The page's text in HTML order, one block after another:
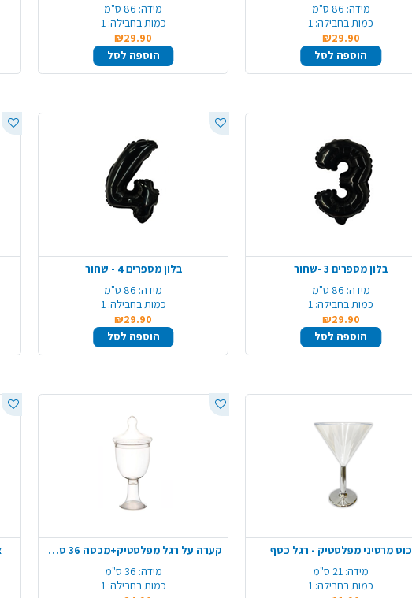
מידה: 86 ס"מ
כמות בחבילה: 1
₪29.90
הוספה לסל
מידה: 86 ס"מ
כמות בחבילה: 1
₪29.90
הוספה לסל
בלון מספרים 3 -שחור
מידה: 86 ס"מ
כמות בחבילה: 1
₪29.90
הוספה לסל
בלון מספרים 4 - שחור
מידה: 86 ס"מ
כמות בחבילה: 1
₪29.90
הוספה לסל
כוס מרטיני מפלסטיק - רגל כסף
מידה: 21 ס"מ
כמות בחבילה: 1
קערה על רגל מפלסטיק+מכסה 36 ס"מ - שקוף
מידה: 36 ס"מ
כמות בחבילה: 1